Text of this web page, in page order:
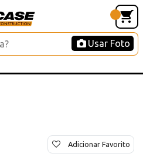
Usar Foto
Adicionar Favorito